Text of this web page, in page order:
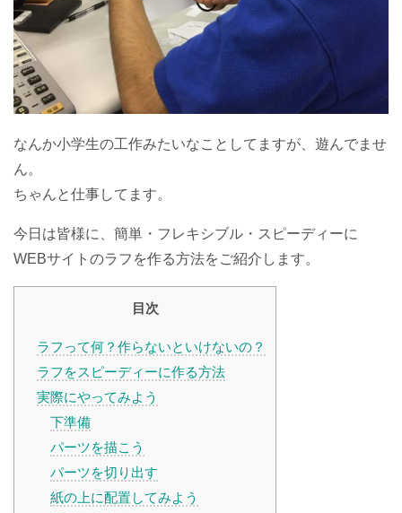
なんか小学生の工作みたいなことしてますが、遊んでませ
ん。
ちゃんと仕事してます。
今日は皆様に、簡単・フレキシブル・スピーディーに
WEBサイトのラフを作る方法をご紹介します。
目次
ラフって何？作らないといけないの？
ラフをスピーディーに作る方法
実際にやってみよう
下準備
パーツを描こう
パーツを切り出す
紙の上に配置してみよう